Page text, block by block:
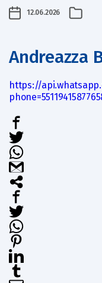
12.06.2026
Andreazza
https://